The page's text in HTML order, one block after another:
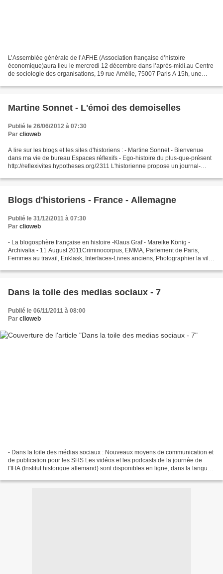
L’Assemblée générale de l’AFHE (Association française d’histoire
économique)aura lieu le mercredi 12 décembre dans l’après-midi.au Centre
de sociologie des organisations, 19 rue Amélie, 75007 Paris A 15h, une
Martine Sonnet - L'émoi des demoiselles
Publié le 26/06/2012 à 07:30
Par clioweb
A lire sur les blogs et les sites d'historiens : - Martine Sonnet - Bienvenue
dans ma vie de bureau Espaces réflexifs - Ego-histoire du plus-que-présent
http://reflexivites.hypotheses.org/2311 L'historienne propose un journal-
Blogs d'historiens - France - Allemagne
Publié le 31/12/2011 à 07:30
Par clioweb
- La blogosphère française en histoire -Klaus Graf - Mareike König -
Archivalia - 11 August 2011Criminocorpus, EMMA, Parlement de Paris,
Femmes au travail, Enklask, Interfaces-Livres anciens, Photographier la ville,
Dans la toile des medias sociaux - 7
Publié le 06/11/2011 à 08:00
Par clioweb
- Dans la toile des médias sociaux : Nouveaux moyens de communication et
de publication pour les SHS Les vidéos et les podcasts de la journée de
l'IHA (Institut historique allemand) sont disponibles en ligne, dans la langue